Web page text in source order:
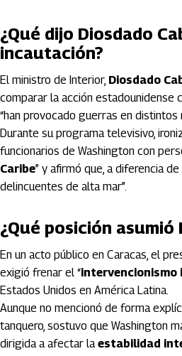
¿Qué dijo Diosdado
incautación?
El ministro de Interior, Diosdado
comparar la acción estadounidense
“han provocado guerras en distintos
Durante su programa televisivo,
funcionarios de Washington con
Caribe” y afirmó que, a diferencia de
delincuentes de alta mar”.
¿Qué posición asumió
En un acto público en Caracas, el
exigió frenar el “
Estados Unidos en América Latina.
Aunque no mencionó de forma
tanquero, sostuvo que Washington
dirigida a afectar laestabilidad